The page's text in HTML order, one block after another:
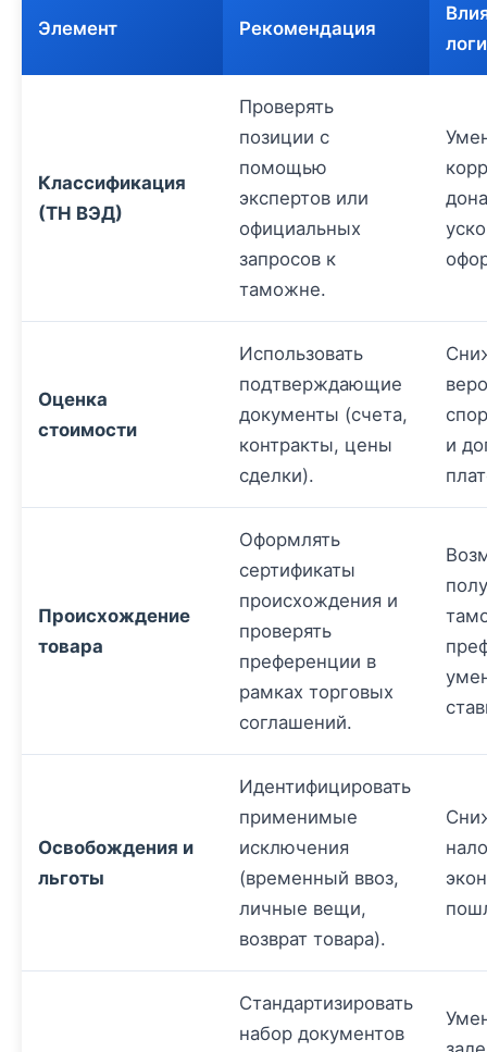
Элемент Рекомендация
Классификация
(ТН ВЭД)
Проверять
позиции с
помощью
экспертов или
официальных
запросов к
таможне.
Оценка
стоимости
Использовать
подтверждающие
документы (счета,
контракты, цены
сделки).
и
Происхождение
товара
Оформлять
сертификаты
происхождения и
проверять
преференции в
рамках торговых
соглашений.
Освобождения и
льготы
Идентифицировать
применимые
исключения
(временный ввоз,
личные вещи,
возврат товара).
Стандартизировать
набор документов